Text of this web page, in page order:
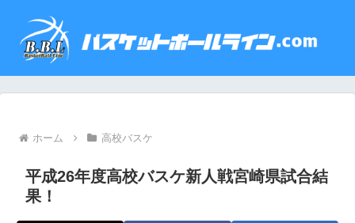
ホーム 高校バスケ
平成26年度高校バスケ新人戦宮崎県試合結
果！